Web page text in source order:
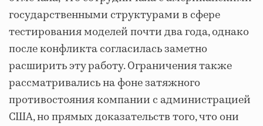
государственными структурами в сфере
тестирования моделей почти два года, однако
после конфликта согласилась заметно
расширить эту работу. Ограничения также
рассматривались на фоне затяжного
противостояния компании с администрацией
США, но прямых доказательств того, что они